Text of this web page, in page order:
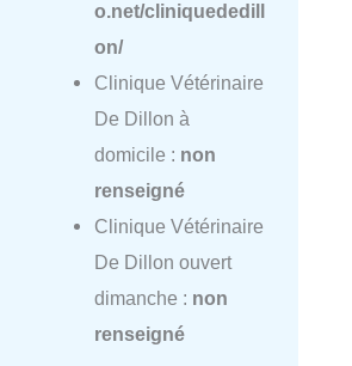
o.net/cliniquededill
on/
Clinique Vétérinaire
De Dillon à
domicile : non
renseigné
Clinique Vétérinaire
De Dillon ouvert
dimanche : non
renseigné